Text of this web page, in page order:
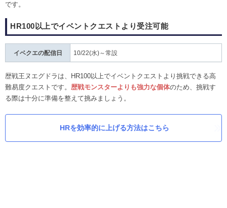
です。
HR100以上でイベントクエストより受注可能
イベクエの配信日 10/22(水)～常設
歴戦王ヌエグドラは、HR100以上でイベントクエストより挑戦できる高
難易度クエストです。 歴戦モンスターよりも強力な個体のため、挑戦す
る際は十分に準備を整えて挑みましょう。
HRを効率的に上げる方法はこちら